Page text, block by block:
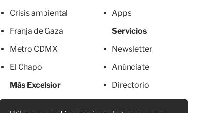
Crisis ambiental
Franja de Gaza
Metro CDMX
El Chapo
Más Excelsior
Apps
Servicios
Newsletter
Anúnciate
Directorio